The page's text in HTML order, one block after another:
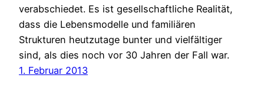
verabschiedet. Es ist gesellschaftliche Realität,
dass die Lebensmodelle und familiären
Strukturen heutzutage bunter und vielfältiger
sind, als dies noch vor 30 Jahren der Fall war.
1. Februar 2013